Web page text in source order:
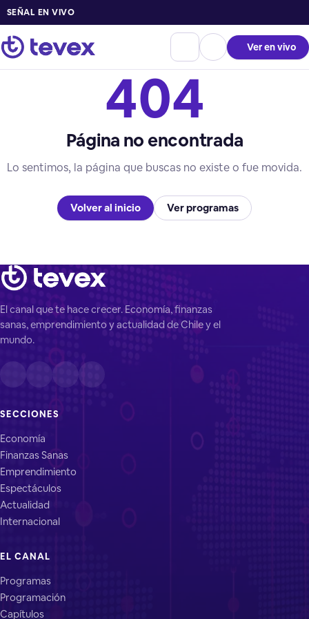
SEÑAL EN VIVO
Ver en vivo
404
Página no encontrada
Lo sentimos, la página que buscas no existe o fue movida.
Volver al inicio Ver programas
El canal que te hace crecer. Economía, finanzas
sanas, emprendimiento y actualidad de Chile y el
mundo.
SECCIONES
Economía
Finanzas Sanas
Emprendimiento
Espectáculos
Actualidad
Internacional
EL CANAL
Programas
Programación
Capítulos